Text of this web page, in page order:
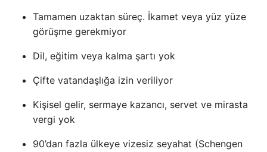
Tamamen uzaktan süreç. İkamet veya yüz yüze
görüşme gerekmiyor
Dil, eğitim veya kalma şartı yok
Çifte vatandaşlığa izin veriliyor
Kişisel gelir, sermaye kazancı, servet ve mirasta
vergi yok
90’dan fazla ülkeye vizesiz seyahat (Schengen